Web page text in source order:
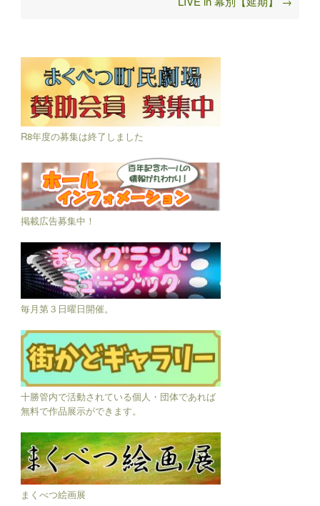
R8年度の募集は終了しました
掲載広告募集中！
毎月第３日曜日開催。
十勝管内で活動されている個人・団体であれば
無料で作品展示ができます。
まくべつ絵画展